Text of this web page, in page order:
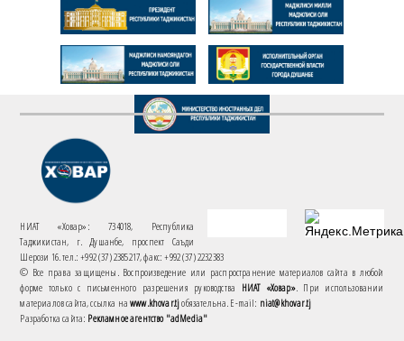
НИАТ «Ховар»: 734018, Республика
Таджикистан, г. Душанбе, проспект Саъди
Шерози 16. тел.: +992 (37) 2385217, факс: +992 (37) 2232383
© Все права защищены. Воспроизведение или распространение материалов сайта в любой
форме только с письменного разрешения руководства НИАТ «Ховар». При использовании
материалов сайта, ссылка наwww.khovar.tjобязательна. E-mail: niat@khovar.tj
Разработка сайта: Рекламное агентство "adMedia"